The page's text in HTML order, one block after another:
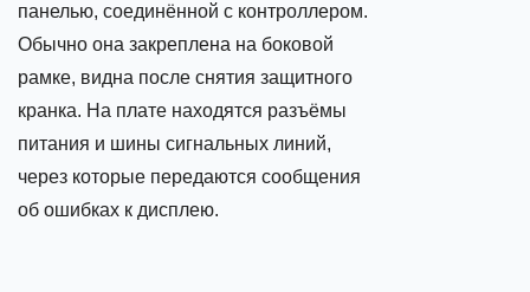
панелью, соединённой с контроллером.
Обычно она закреплена на боковой
рамке, видна после снятия защитного
кранка. На плате находятся разъёмы
питания и шины сигнальных линий,
через которые передаются сообщения
об ошибках к дисплею.